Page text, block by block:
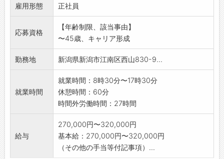
※給与総額見込は年齢条件により
330,000円～415,000円程度(残業手当等含
む)
永年勤続表彰制度有(20年、30年、40年 表彰
状・金一封)
変更範囲:会社の定める業務
雇用形態 正社員
応募資格
【年齢制限、該当事由】
〜45歳、キャリア形成
勤務地 新潟県新潟市江南区西山830-9...
就業時間
就業時間：8時30分〜17時30分
休憩時間：60分
時間外労働時間：27時間
給与
270,000円〜320,000円
基本給：270,000円〜320,000円
（その他の手当等付記事項）...